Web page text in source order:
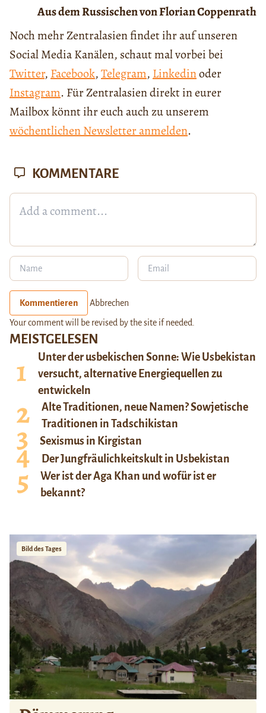
Aus dem Russischen von Florian Coppenrath
Noch mehr Zentralasien findet ihr auf unseren
Social Media Kanälen, schaut mal vorbei bei
Twitter, Facebook,Telegram, Linkedinoder
Instagram. Für Zentralasien direkt in eurer
Mailbox könnt ihr euch auch zu unserem
wöchentlichen Newsletter anmelden.
MEISTGELESEN
Unter der usbekischen Sonne: Wie Usbekistan
versucht, alternative Energiequellen zu
entwickeln
Alte Traditionen, neue Namen? Sowjetische
Traditionen in Tadschikistan
Sexismus in Kirgistan
Der Jungfräulichkeitskult in Usbekistan
Wer ist der Aga Khan und wofür ist er
bekannt?
Bild des Tages
KOMMENTARE
Kommentieren Abbrechen
Your comment will be revised by the site if needed.